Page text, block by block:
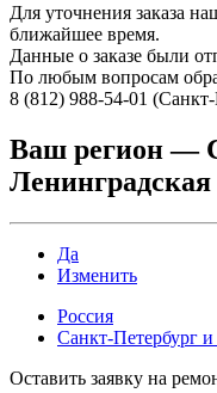
Для уточнения заказа
ближайшее время.
Данные о заказе были
По любым вопросам
8 (812) 988-54-01
Ваш регион —
Ленинградская
Да
Изменить
Россия
Санкт-Петербург и
Оставить заявку на